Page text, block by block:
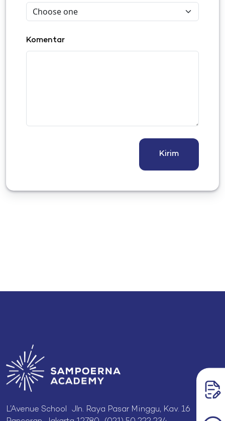
Komentar
Kirim
L’Avenue School Jln. Raya Pasar Minggu, Kav. 16